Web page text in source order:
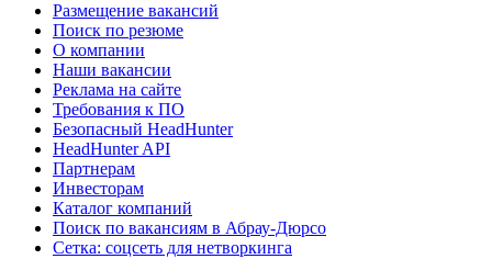
Размещение вакансий
Поиск по резюме
О компании
Наши вакансии
Реклама на сайте
Требования к ПО
Безопасный HeadHunter
HeadHunter API
Партнерам
Инвесторам
Каталог компаний
Поиск по вакансиям в Абрау-Дюрсо
Сетка: соцсеть для нетворкинга